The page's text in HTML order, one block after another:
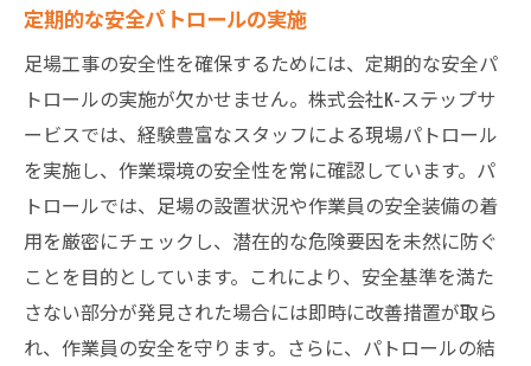
定期的な安全パトロールの実施
足場工事の安全性を確保するためには、定期的な安全パ
トロールの実施が欠かせません。株式会社K-ステップサ
ービスでは、経験豊富なスタッフによる現場パトロール
を実施し、作業環境の安全性を常に確認しています。パ
トロールでは、足場の設置状況や作業員の安全装備の着
用を厳密にチェックし、潜在的な危険要因を未然に防ぐ
ことを目的としています。これにより、安全基準を満た
さない部分が発見された場合には即時に改善措置が取ら
れ、作業員の安全を守ります。さらに、パトロールの結